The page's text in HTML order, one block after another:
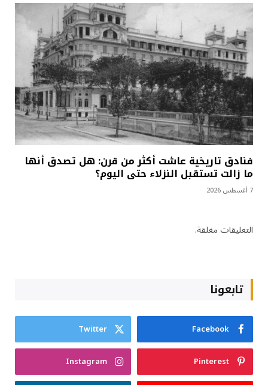
فنادق تاريخية عاشت أكثر من قرن: هل تصدق أنها
ما زالت تستقبل النزلاء حتى اليوم؟
7 أغسطس 2026
التعليقات مغلقة.
تابعونا
Facebook
Twitter
Pinterest
Instagram